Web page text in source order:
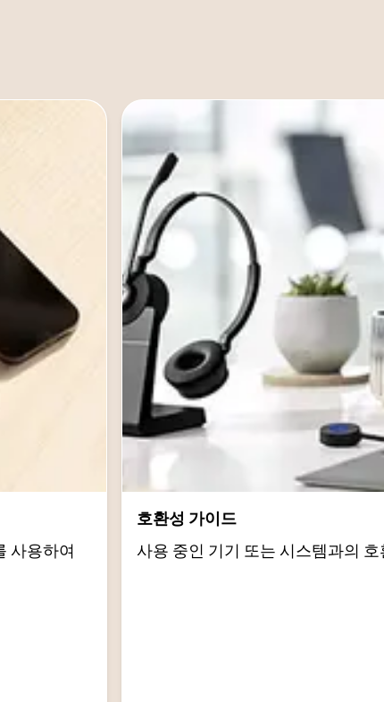
사용하여
호환성 가이드
사용 중인 기기 또는 시스템과의 호